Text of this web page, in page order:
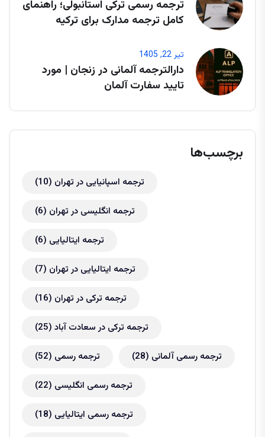
ترجمه رسمی ترکی استانبولی؛ راهنمای
کامل ترجمه مدارک برای ترکیه
تیر 22, 1405
دارالترجمه آلمانی در زنجان | مورد
تایید سفارت آلمان
برچسب‌ها
ترجمه اسپانیایی در تهران (10)
ترجمه انگلیسی در تهران (6)
ترجمه ایتالیایی (6)
ترجمه ایتالیایی در تهران (7)
ترجمه ترکی در تهران (16)
ترجمه ترکی در سعادت آباد (25)
ترجمه رسمی (52) ترجمه رسمی آلمانی (28)
ترجمه رسمی انگلیسی (22)
ترجمه رسمی ایتالیایی (18)